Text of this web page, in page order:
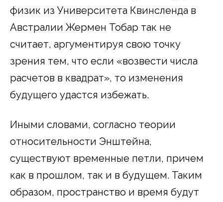
физик из Университета Квинсленда в
Австралии Жермен Тобар так не
считает, аргументируя свою точку
зрения тем, что если «возвести числа
расчетов в квадрат», то изменения
будущего удастся избежать.
Иными словами, согласно теории
относительности Энштейна,
существуют временные петли, причем
как в прошлом, так и в будущем. Таким
образом, пространство и время будут